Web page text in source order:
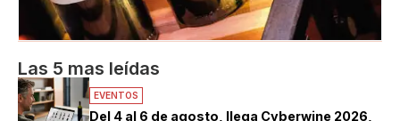
Las 5 mas leídas
EVENTOS
Del 4 al 6 de agosto, llega Cyberwine 2026,